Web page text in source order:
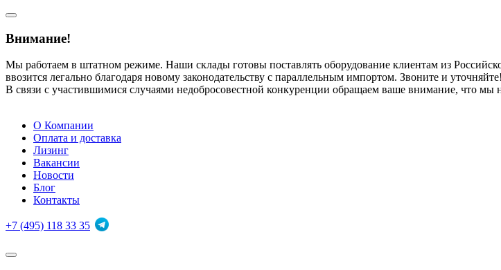
Внимание!
Мы работаем в штатном режиме. Наши склады готовы поставлять оборудование клиентам из
ввозится легально благодаря новому законодательству с параллельным импортом. Звоните и
В связи с участившимися случаями недобросовестной конкуренции обращаем ваше внимание, что мы
О Компании
Оплата и доставка
Лизинг
Вакансии
Новости
Блог
Контакты
+7 (495) 118 33 35